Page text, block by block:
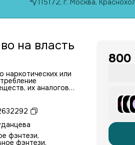
115172, г. Москва,
на власть
или
их аналогов
оборот запрещён и
ответственность.
ходят по тем же
метро. А еще
и встреча с ними
беспредел им
надзора,
фэнтези,
фэнтези,
800